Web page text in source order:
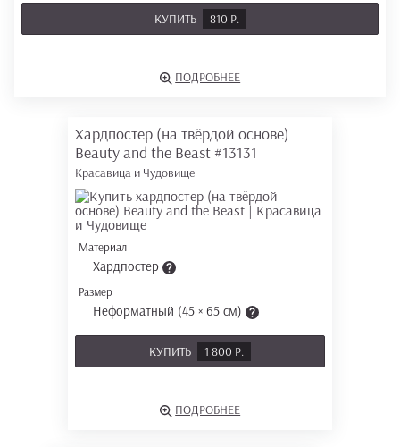
КУПИТЬ 810 Р.
ПОДРОБНЕЕ
Хардпостер (на твёрдой основе)
Beauty and the Beast #13131
Красавица и Чудовище
Материал
Хардпостер
Размер
Неформатный (45 × 65 см)
КУПИТЬ 1 800 Р.
ПОДРОБНЕЕ